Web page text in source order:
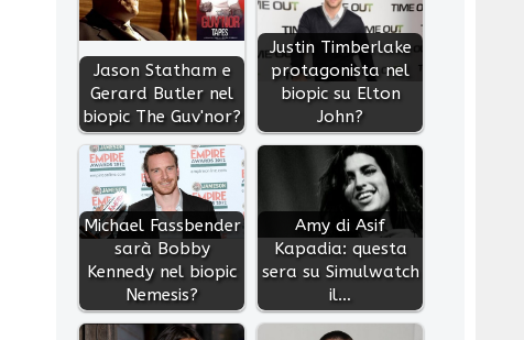
Jason Statham e
Gerard Butler nel
biopic The Guv'nor?
Justin Timberlake
protagonista nel
biopic su Elton
John?
Michael Fassbender
sarà Bobby
Kennedy nel biopic
Nemesis?
Amy di Asif
Kapadia: questa
sera su Simulwatch
il…